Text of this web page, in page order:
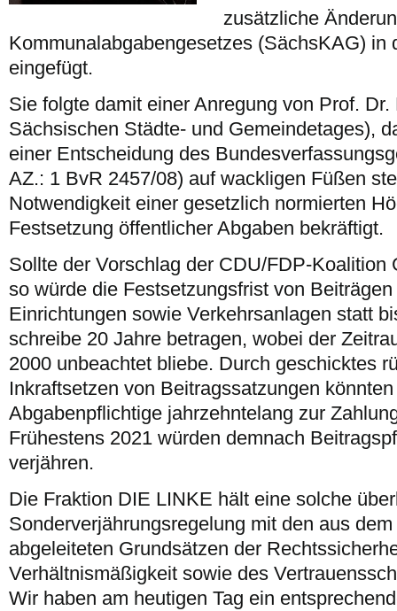
zusätzliche
Kommunalabgabengesetzes (SächsKAG) in
eingefügt.
Sie folgte damit einer Anregung von Prof.
Sächsischen Städte- und Gemeindetages),
einer Entscheidung des
AZ.: 1 BvR 2457/08) auf wackligen Füßen
Notwendigkeit einer gesetzlich normierten
Festsetzung öffentlicher Abgaben bekräftigt.
Sollte der Vorschlag der CDU/FDP-Koalition
so würde die Festsetzungsfrist von
Einrichtungen sowie Verkehrsanlagen statt
schreibe 20 Jahre betragen, wobei der
2000 unbeachtet bliebe. Durch geschicktes
Inkraftsetzen von Beitragssatzungen
Abgabenpflichtige jahrzehntelang zur
Frühestens 2021 würden demnach
verjähren.
Die Fraktion DIE LINKE hält eine solche
Sonderverjährungsregelung mit den aus
abgeleiteten Grundsätzen der
Verhältnismäßigkeit sowie des
Wir haben am heutigen Tag ein